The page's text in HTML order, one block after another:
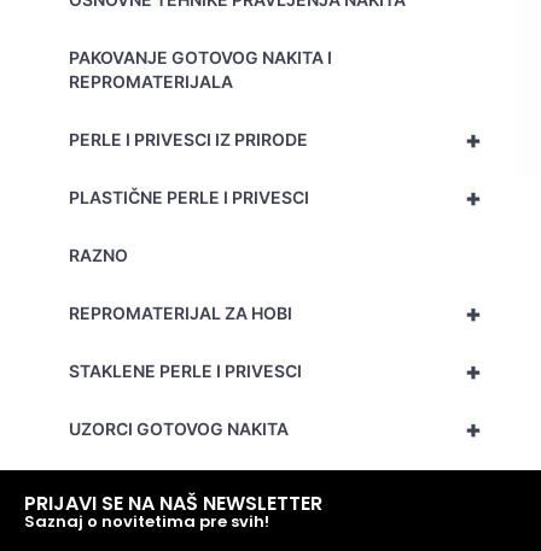
PAKOVANJE GOTOVOG NAKITA I
REPROMATERIJALA
+
PERLE I PRIVESCI IZ PRIRODE
+
PLASTIČNE PERLE I PRIVESCI
RAZNO
+
REPROMATERIJAL ZA HOBI
+
STAKLENE PERLE I PRIVESCI
+
UZORCI GOTOVOG NAKITA
PRIJAVI SE NA NAŠ NEWSLETTER
Saznaj o novitetima pre svih!